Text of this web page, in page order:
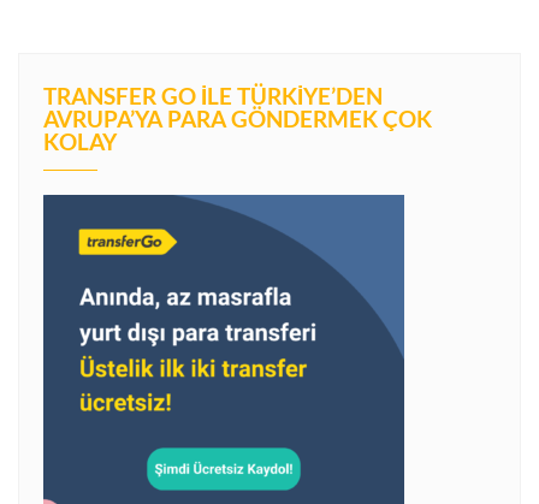
TRANSFER GO İLE TÜRKIYE’DEN
AVRUPA’YA PARA GÖNDERMEK ÇOK
KOLAY